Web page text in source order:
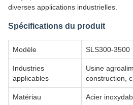
diverses applications industrielles.
Spécifications du produit
Modèle SLS300-3500
Industries
applicables
Usine
construction,
Matériau Acier